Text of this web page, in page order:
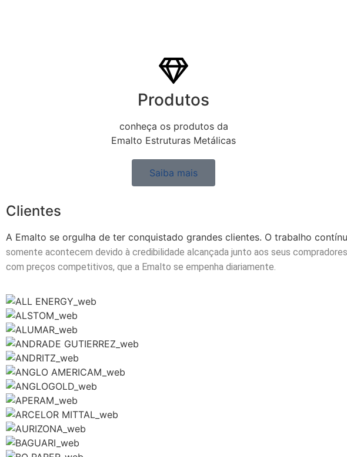
Produtos
conheça os produtos da
Emalto Estruturas Metálicas
Saiba mais
Clientes
A Emalto se orgulha de ter conquistado grandes clientes. O trabalho
somente acontecem devido à credibilidade alcançada junto aos seus
com preços competitivos, que a Emalto se empenha diariamente.